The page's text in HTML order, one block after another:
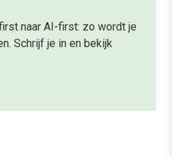
naar AI-first: zo wordt je
Schrijf je in en bekijk